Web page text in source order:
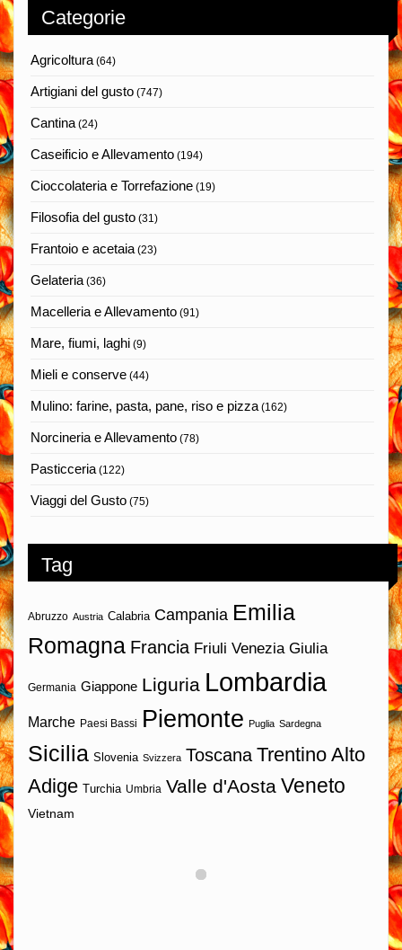
Categorie
Agricoltura(64)
Artigiani del gusto (747)
Cantina(24)
Caseificio e Allevamento (194)
Cioccolateria e Torrefazione (19)
Filosofia del gusto (31)
Frantoio e acetaia(23)
Gelateria(36)
Macelleria e Allevamento (91)
Mare, fiumi, laghi (9)
Mieli e conserve (44)
Mulino: farine, pasta, pane, riso e pizza(162)
Norcineria e Allevamento (78)
Pasticceria(122)
Viaggi del Gusto (75)
Tag
Abruzzo Austria Calabria Campania Emilia
Romagna Francia Friuli Venezia Giulia
Germania Giappone Liguria Lombardia
Marche Paesi Bassi Piemonte Puglia Sardegna
Sicilia Slovenia Svizzera Toscana Trentino Alto
Adige Turchia Umbria Valle d'Aosta Veneto
Vietnam